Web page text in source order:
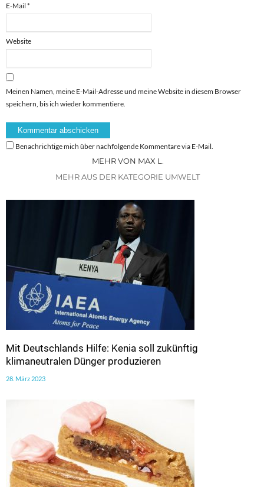
E-Mail *
Website
Meinen Namen, meine E-Mail-Adresse und meine Website in diesem Browser
speichern, bis ich wieder kommentiere.
Benachrichtige mich über nachfolgende Kommentare via E-Mail.
MEHR VON MAX L.
MEHR AUS DER KATEGORIE UMWELT
Mit Deutschlands Hilfe: Kenia soll zukünftig
klimaneutralen Dünger produzieren
28. März 2023